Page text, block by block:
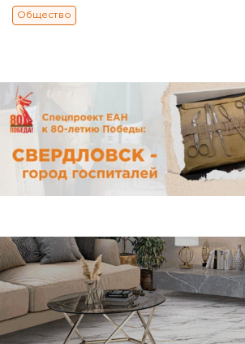
Общество